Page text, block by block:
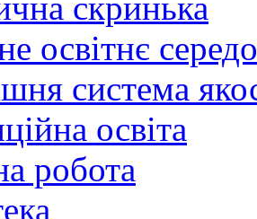
освітнє
система
освіта
робота